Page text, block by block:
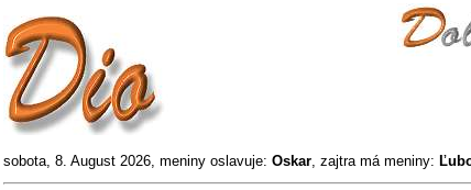
sobota, 8. August 2026, meniny oslavuje: Oskar, zajtra má meniny: